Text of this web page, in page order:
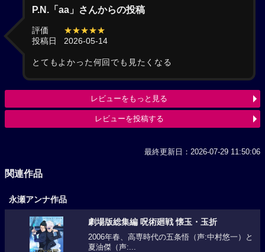
P.N.「aa」さんからの投稿
評価
★★★★★
投稿日
2026-05-14
とてもよかった何回でも見たくなる
レビューをもっと見る
レビューを投稿する
最終更新日：2026-07-29 11:50:06
関連作品
永瀬アンナ作品
劇場版総集編 呪術廻戦 懐玉・玉折
2006年春、高専時代の五条悟（声:中村悠一）と
夏油傑（声:...